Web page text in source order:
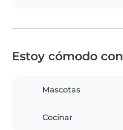
Estoy cómodo con
Mascotas
Cocinar